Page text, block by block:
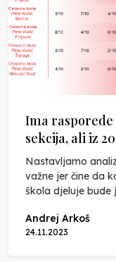
Ima
sekcija, ali iz
Nastavljamo
važne jer čine da
škola djeluje bude
Andrej Arkoš
24.11.2023